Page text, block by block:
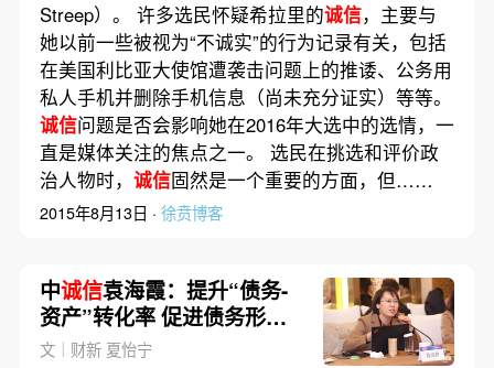
Streep）。 许多选民怀疑希拉里的诚信，主要与
她以前一些被视为“不诚实”的行为记录有关，包括
在美国利比亚大使馆遭袭击问题上的推诿、公务用
私人手机并删除手机信息（尚未充分证实）等等。
诚信问题是否会影响她在2016年大选中的选情，一
直是媒体关注的焦点之一。 选民在挑选和评价政
治人物时， 诚信固然是一个重要的方面，但……
2015年8月13日 · 徐贲博客
中诚信袁海霞：提升“债务-
资产”转化率 促进债务形成
机制转变
文｜财新 夏怡宁